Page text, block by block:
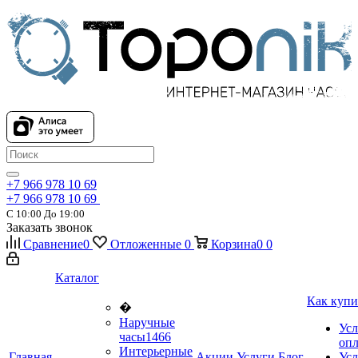
+7 966 978 10 69
+7 966 978 10 69
С 10:00 До 19:00
Заказать звонок
Сравнение0 Отложенные 0 Корзина0 0
Каталог
�
Наручные
часы1466
Интерьерные
Как